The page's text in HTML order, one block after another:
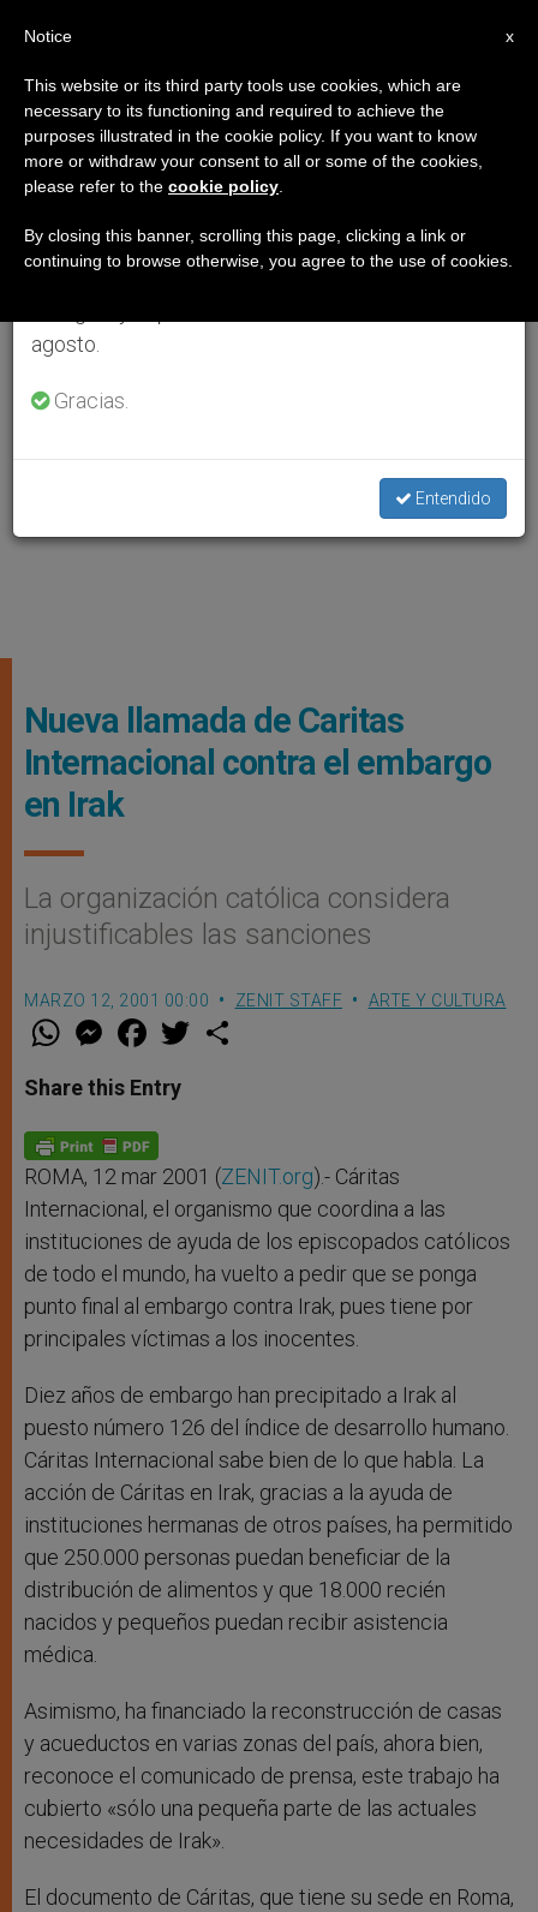
Nueva llamada de Caritas
Internacional contra el embargo
en Irak
La organización católica considera
injustificables las sanciones
MARZO 12, 2001 00:00 ZENIT STAFF ARTE Y CULTURA
W
t
s
p
p
M
e
s
e
g
e
r
F
a
e
b
o
k
w
Share this Entry
ROMA, 12 mar 2001 (ZENIT.org).- Cáritas
Internacional, el organismo que coordina a las
instituciones de ayuda de los episcopados católicos
de todo el mundo, ha vuelto a pedir que se ponga
punto final al embargo contra Irak, pues tiene por
principales víctimas a los inocentes.
Diez años de embargo han precipitado a Irak al
puesto número 126 del índice de desarrollo humano.
Cáritas Internacional sabe bien de lo que habla. La
acción de Cáritas en Irak, gracias a la ayuda de
instituciones hermanas de otros países, ha permitido
que 250.000 personas puedan beneficiar de la
distribución de alimentos y que 18.000 recién
nacidos y pequeños puedan recibir asistencia
médica.
Asimismo, ha financiado la reconstrucción de casas
y acueductos en varias zonas del país, ahora bien,
reconoce el comunicado de prensa, este trabajo ha
cubierto «sólo una pequeña parte de las actuales
necesidades de Irak».
El documento de Cáritas, que tiene su sede en Roma,
×
Aviso importante
Del 27 de julio al 7 de agosto haremos la pausa
anual, aprovechando que en el periodo de verano
se generan menos informaciones y también el
agosto.
Gracias.
Entendido
x
Notice
This website or its third party tools use cookies, which are
necessary to its functioning and required to achieve the
purposes illustrated in the cookie policy. If you want to know
more or withdraw your consent to all or some of the cookies,
please refer to the cookie policy
By closing this banner, scrolling this page, clicking a link or
continuing to browse otherwise, you agree to the use of cookies.